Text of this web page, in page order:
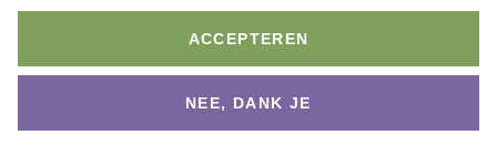
Stock
€ 2,78 € 2,64 € 2,50
Stock
1 st.
ACCEPTEREN
NEE, DANK JE